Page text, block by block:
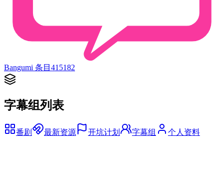
Bangumi 条目 415182
字幕组列表
番剧 最新资源 开坑计划 字幕组 个人资料